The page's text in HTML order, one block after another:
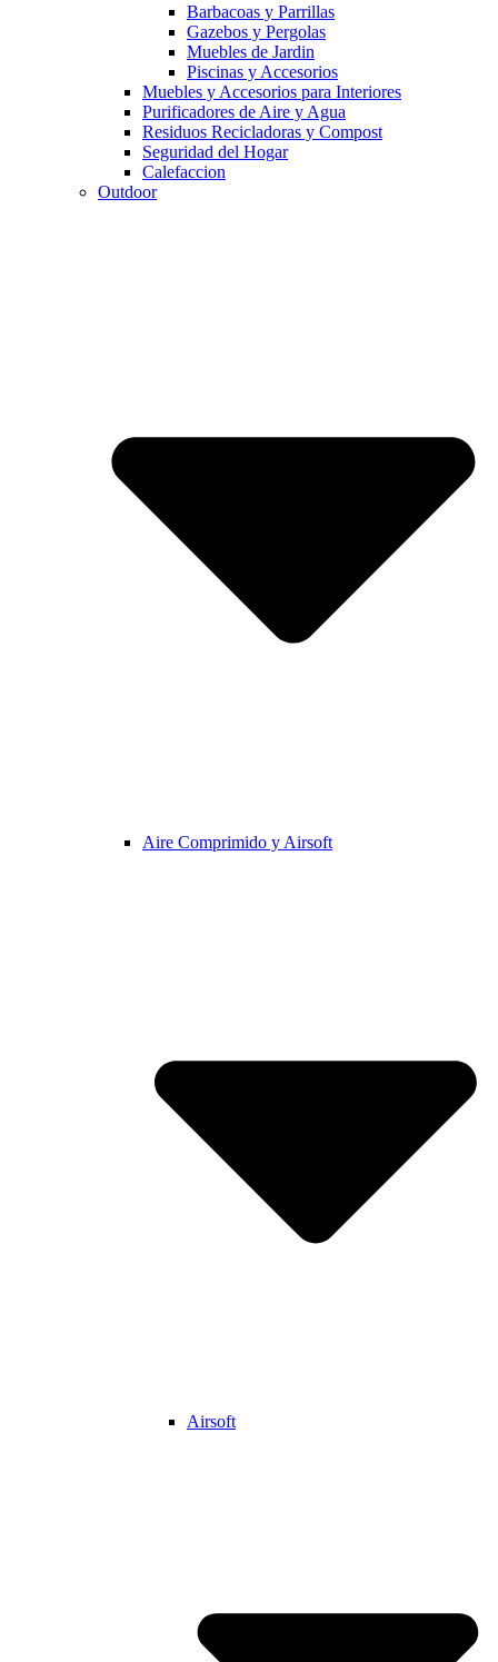
Barbacoas y Parrillas
Gazebos y Pergolas
Muebles de Jardin
Piscinas y Accesorios
Muebles y Accesorios para Interiores
Purificadores de Aire y Agua
Residuos Recicladoras y Compost
Seguridad del Hogar
Calefaccion
Outdoor
Aire Comprimido y Airsoft
Airsoft